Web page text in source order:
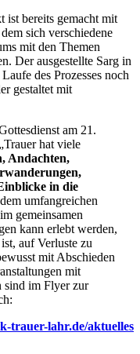
ist bereits gemacht mit
sich verschiedene
mit den Themen
Der ausgestellte Sarg in
des Prozesses noch
gestaltet mit
am 21.
hat viele
Andachten,
in die
umfangreichen
gemeinsamen
kann erlebt werden,
auf Verluste zu
mit Abschieden
mit
sind im Flyer zur
trauer-lahr.de/aktuelles